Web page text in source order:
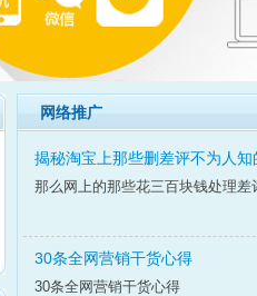
网络推广
揭秘淘宝上那些删差评不为人知
那么网上的那些花三百块钱处理
30条全网营销干货心得
30条全网营销干货心得